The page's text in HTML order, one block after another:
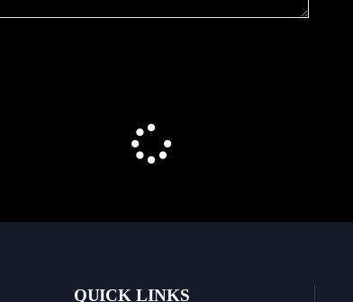
QUICK LINKS